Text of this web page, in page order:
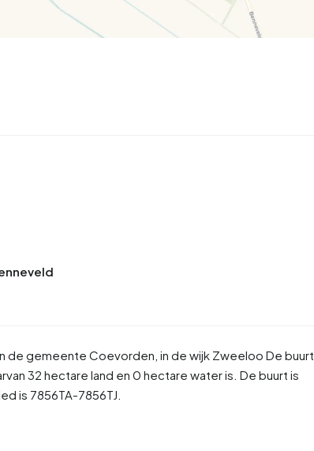
2-onder-1-kap Vrijstaand
327
in de gemeente Coevorden , in de wijk Zweeloo De buurt
32 hectare land en 0 hectare water is. De buurt is
is 7856TA-7856TJ.